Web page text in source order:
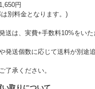
円
別料金となります。)
送は、実費+手数料10%をいた
発送個数に応じて送料が別途
了承ください。
い取りについて